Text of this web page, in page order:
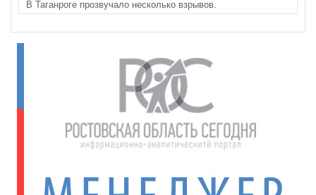
В Таганроге прозвучало несколько взрывов.